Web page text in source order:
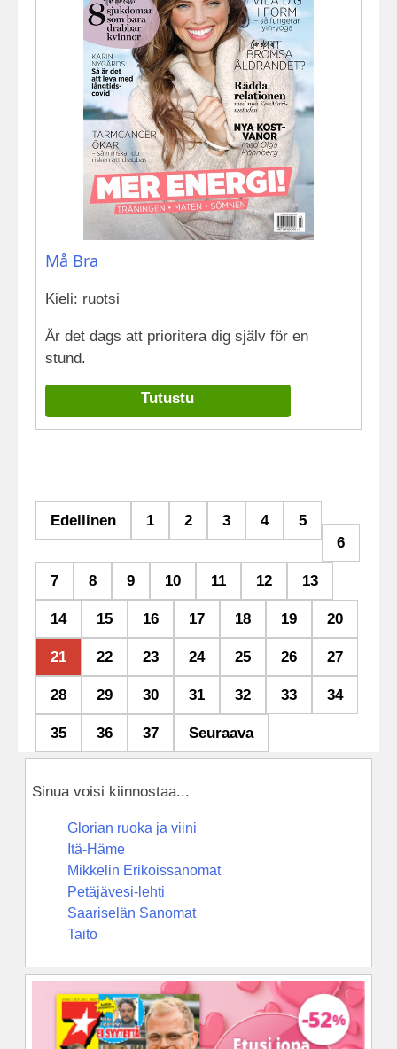
Må Bra
Kieli: ruotsi
Är det dags att prioritera dig själv för en
stund.
Tutustu
Edellinen 1 2 3 4
5
6
7 8 9 10 11 12 13
14 15 16 17 18 19 20
21 22 23 24 25 26 27
28 29 30 31 32 33 34
35 36 37 Seuraava
Sinua voisi kiinnostaa...
Glorian ruoka ja viini
Itä-Häme
Mikkelin Erikoissanomat
Petäjävesi-lehti
Saariselän Sanomat
Taito